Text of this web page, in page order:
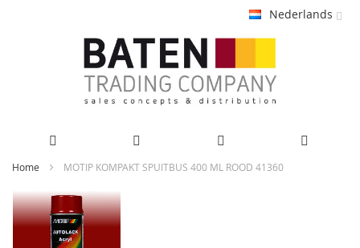
Nederlands
Ga
de
inhoud
Home MOTIP KOMPAKT SPUITBUS 400 ML ROOD 41360
Ga
naar